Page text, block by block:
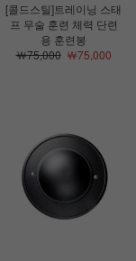
[콜드스틸]트레이닝 스태
프 무술 훈련 체력 단련
용 훈련봉
￦75,000￦75,000